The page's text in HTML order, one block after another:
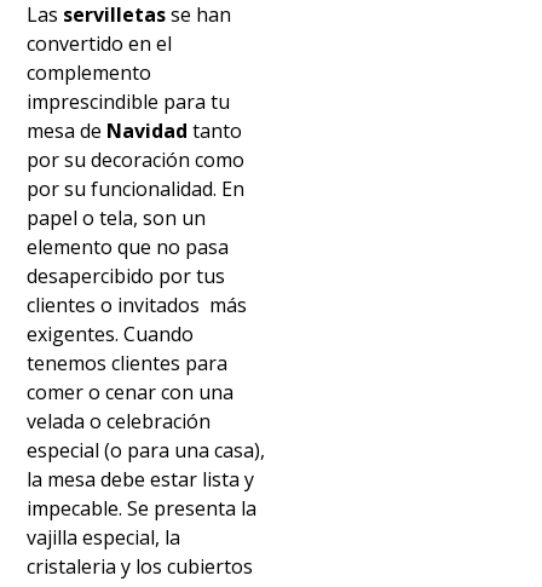
Las servilletasse han
convertido en el
complemento
imprescindible para tu
mesa de Navidad tanto
por su decoración como
por su funcionalidad. En
papel o tela, son un
elemento que no pasa
desapercibido por tus
clientes o invitados más
exigentes. Cuando
tenemos clientes para
comer o cenar con una
velada o celebración
especial (o para una casa),
la mesa debe estar lista y
impecable. Se presenta la
vajilla especial, la
cristaleria y los cubiertos